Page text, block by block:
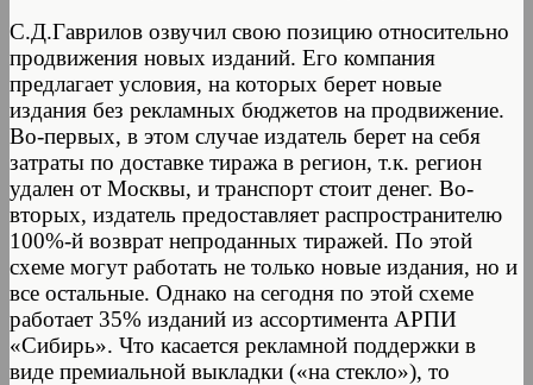
С.Д.Гаврилов озвучил свою позицию относительно
продвижения новых изданий. Его компания
предлагает условия, на которых берет новые
издания без рекламных бюджетов на продвижение.
Во-первых, в этом случае издатель берет на себя
затраты по доставке тиража в регион, т.к. регион
удален от Москвы, и транспорт стоит денег. Во-
вторых, издатель предоставляет распространителю
100%-й возврат непроданных тиражей. По этой
схеме могут работать не только новые издания, но и
все остальные. Однако на сегодня по этой схеме
работает 35% изданий из ассортимента АРПИ
«Сибирь». Что касается рекламной поддержки в
виде премиальной выкладки («на стекло»), то